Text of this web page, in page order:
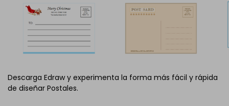
Descarga Edraw y experimenta la forma más fácil y rápida
de diseñar Postales.